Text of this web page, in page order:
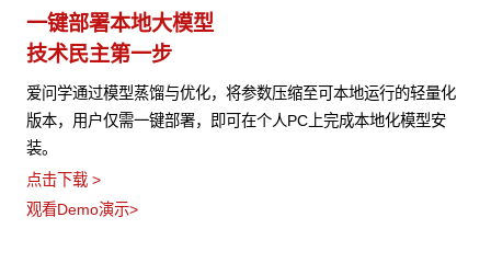
一键部署本地大模型
技术民主第一步
爱问学通过模型蒸馏与优化，将参数压缩至可本地运行的轻量化
版本，用户仅需一键部署，即可在个人PC上完成本地化模型安
装。
点击下载 >
观看Demo演示>